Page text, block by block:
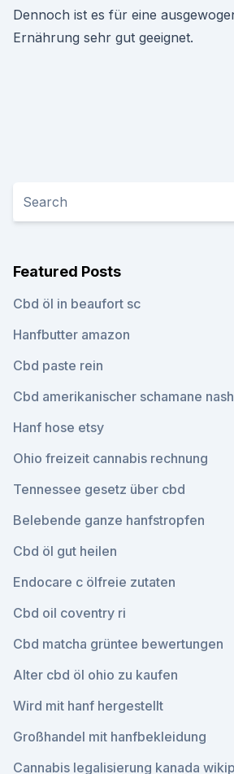
Dennoch ist es für eine
Ernährung sehr gut geeignet.
Featured Posts
Cbd öl in beaufort sc
Hanfbutter amazon
Cbd paste rein
Cbd amerikanischer schamane
Hanf hose etsy
Ohio freizeit cannabis rechnung
Tennessee gesetz über cbd
Belebende ganze hanfstropfen
Cbd öl gut heilen
Endocare c ölfreie zutaten
Cbd oil coventry ri
Cbd matcha grüntee bewertungen
Alter cbd öl ohio zu kaufen
Wird mit hanf hergestellt
Großhandel mit hanfbekleidung
Cannabis legalisierung kanada